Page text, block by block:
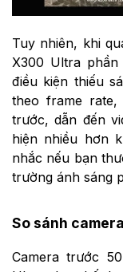
Tuy nhiên, khi
X300 Ultra
điều kiện thiếu
theo frame
trước, dẫn đến
hiện nhiều hơn
nhắc nếu bạn
trường ánh sáng
So sánh
Camera trước